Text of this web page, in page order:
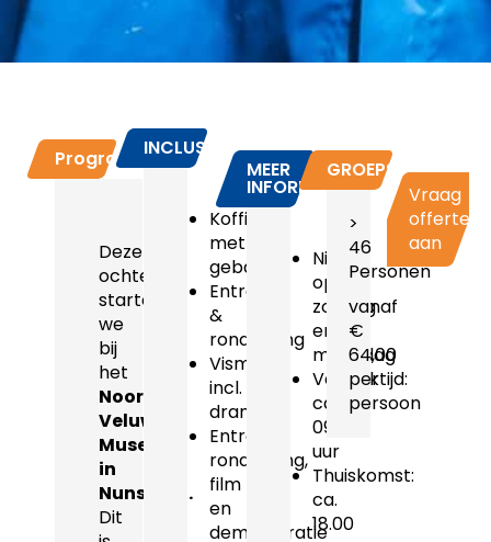
Programma
Deze
ochtend
starten
we
bij
het
Noord-
Veluws
Museum
in
Nunspeet.
Dit
INCLUSIEF
Koffie
met
gebak
Entree
&
rondleiding
Vismenu
incl.
drankje
Entree,
rondleiding,
film
en
demonstratie
MEER
INFORMATIE
Niet
op
zondag
en
maandag
Vertrektijd:
ca.
09.15
uur
Thuiskomst:
ca.
18.00
GROEPSPRIJZEN
>
46
Personen
vanaf
€
64,00
per
persoon
Vraag
offerte
aan